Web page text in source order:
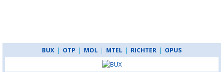
BUX | OTP | MOL | MTEL | RICHTER | OPUS